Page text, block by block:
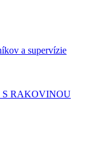
a supervízie
S RAKOVINOU